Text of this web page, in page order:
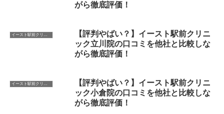
がら徹底評価！
イースト駅前クリニック
【評判やばい？】イースト駅前クリニ
ック立川院の口コミを他社と比較しな
がら徹底評価！
【評判やばい？】イースト駅前クリニ
ック小倉院の口コミを他社と比較しな
がら徹底評価！